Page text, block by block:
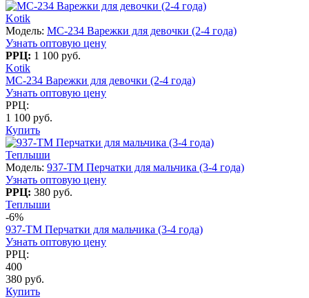
Kotik
Модель: MC-234 Варежки для девочки (2-4 года)
Узнать оптовую цену
РРЦ: 1 100 руб.
Kotik
MC-234 Варежки для девочки (2-4 года)
Узнать оптовую цену
РРЦ:
1 100 руб.
Купить
Теплыши
Модель: 937-TM Перчатки для мальчика (3-4 года)
Узнать оптовую цену
РРЦ: 380 руб.
Теплыши
-6%
937-TM Перчатки для мальчика (3-4 года)
Узнать оптовую цену
РРЦ:
400
380 руб.
Купить